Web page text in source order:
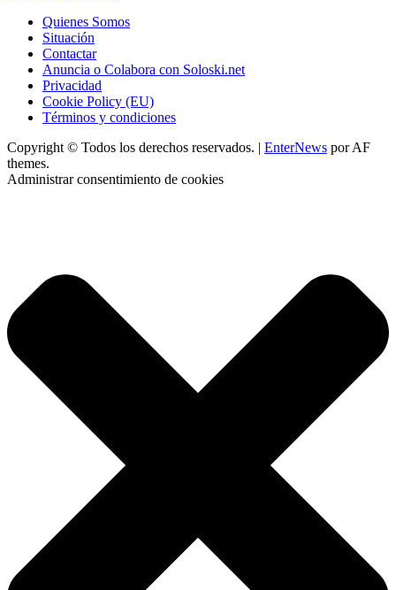
Quienes Somos
Situación
Contactar
Anuncia o Colabora con Soloski.net
Privacidad
Cookie Policy (EU)
Términos y condiciones
Copyright © Todos los derechos reservados. | EnterNews por AF
themes.
Administrar consentimiento de cookies